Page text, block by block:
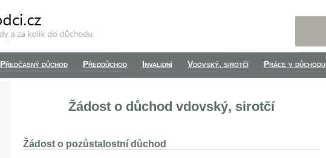
Předčasný důchod Předdůchod Invalidní Vdovský, sirotčí Práce v důchodu
Žádost o důchod vdovský, sirotčí
Žádost o pozůstalostní důchod